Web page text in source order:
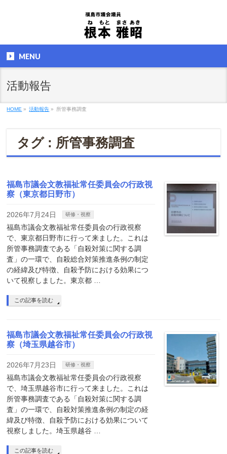
MENU
活動報告
HOME » 活動報告 » 所管事務調査
タグ : 所管事務調査
福島市議会文教福祉常任委員会の行政視
察（東京都日野市）
2026年7月24日 研修・視察
福島市議会文教福祉常任委員会の行政視察
で、東京都日野市に行って来ました。これは
所管事務調査である「自殺対策に関する調
査」の一環で、自殺総合対策推進条例の制定
の経緯及び特徴、自殺予防における効果につ
いて視察しました。東京都 …
この記事を読む
福島市議会文教福祉常任委員会の行政視
察（埼玉県越谷市）
2026年7月23日 研修・視察
福島市議会文教福祉常任委員会の行政視察
で、埼玉県越谷市に行って来ました。これは
所管事務調査である「自殺対策に関する調
査」の一環で、自殺対策推進条例の制定の経
緯及び特徴、自殺予防における効果について
視察しました。埼玉県越谷 …
この記事を読む